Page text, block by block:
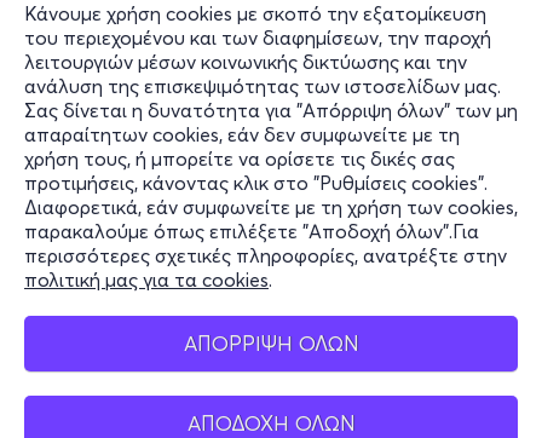
Κάνουμε χρήση cookies με σκοπό την εξατομίκευση
του περιεχομένου και των διαφημίσεων, την παροχή
λειτουργιών μέσων κοινωνικής δικτύωσης και την
ανάλυση της επισκεψιμότητας των ιστοσελίδων μας.
Σας δίνεται η δυνατότητα για "Απόρριψη όλων" των μη
απαραίτητων cookies, εάν δεν συμφωνείτε με τη
χρήση τους, ή μπορείτε να ορίσετε τις δικές σας
προτιμήσεις, κάνοντας κλικ στο "Ρυθμίσεις cookies".
Διαφορετικά, εάν συμφωνείτε με τη χρήση των cookies,
παρακαλούμε όπως επιλέξετε "Αποδοχή όλων".Για
περισσότερες σχετικές πληροφορίες, ανατρέξτε στην
πολιτική μας για τα cookies.
ΑΠΟΡΡΙΨΗ ΟΛΩΝ
ΑΠΟΔΟΧΗ ΟΛΩΝ
Πληροφορίες
Υποστήριξη
Stay Connected
Mobile app